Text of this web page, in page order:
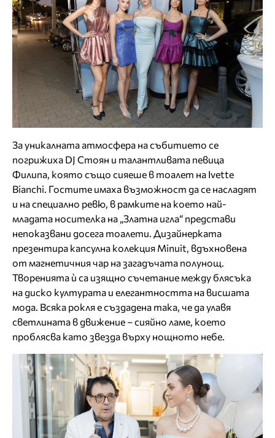
За уникалната атмосфера на събитието се
погрижиха DJ Стоян и талантливата певица
Филипа, която също сияеше в тоалет на Ivette
Bianchi. Гостите имаха възможност да се насладят
и на специално ревю, в рамките на което най-
младата носителка на „Златна игла“ представи
непоказвани досега тоалети. Дизайнерката
презентира капсулна колекция Minuit, вдъхновена
от магнетичния чар на загадъчата полунощ.
Творенията ѝ са изящно съчетание между блясъка
на диско културата и елегантността на висшата
мода. Всяка рокля е създадена така, че да улавя
светлината в движение – сияйно ламе, което
проблясва като звезда върху нощното небе.